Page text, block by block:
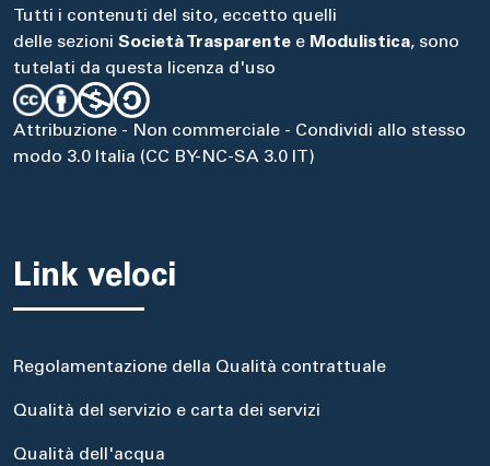
Tutti i contenuti del sito, eccetto quelli
delle sezioni Società Trasparente e Modulistica, sono
tutelati da questa licenza d'uso
Attribuzione - Non commerciale - Condividi allo stesso
modo 3.0 Italia (CC BY-NC-SA 3.0 IT)
Link veloci
Regolamentazione della Qualità contrattuale
Qualità del servizio e carta dei servizi
Qualità dell'acqua